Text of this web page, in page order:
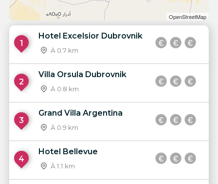
OpenStreetMap
1
Hotel Excelsior Dubrovnik
À 0.7 km
2
Villa Orsula Dubrovnik
À 0.8 km
3
Grand Villa Argentina
À 0.9 km
4
Hotel Bellevue
À 1.1 km